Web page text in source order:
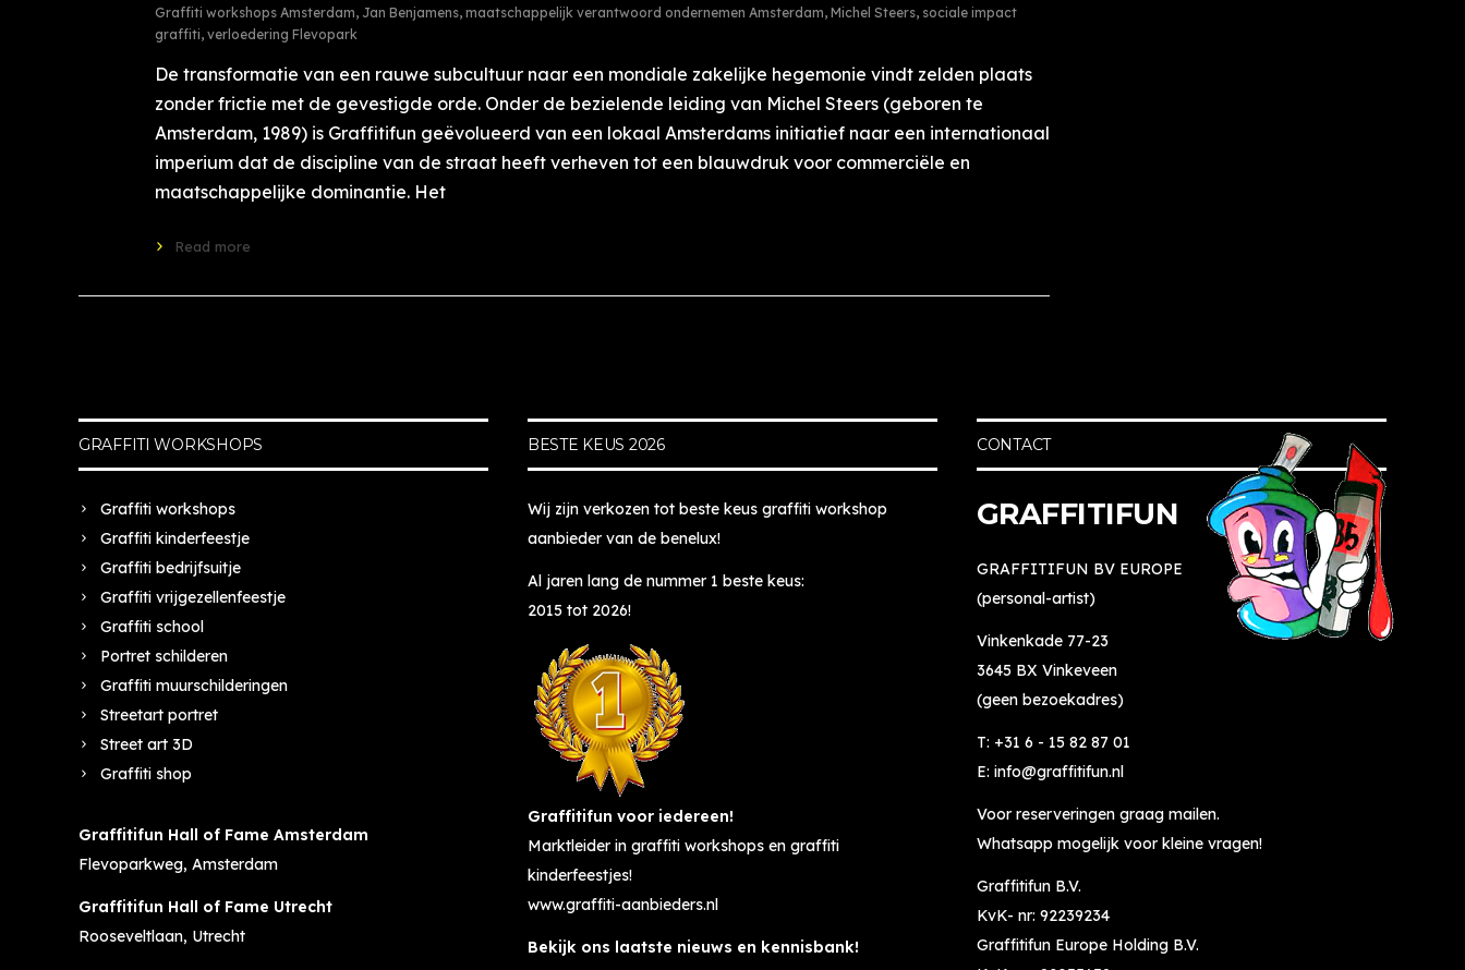
Graffiti workshops Amsterdam, Jan Benjamens, maatschappelijk verantwoord ondernemen Amsterdam, Michel Steers, sociale impact
graffiti, verloedering Flevopark
De transformatie van een rauwe subcultuur naar een mondiale zakelijke hegemonie vindt zelden plaats
zonder frictie met de gevestigde orde. Onder de bezielende leiding van Michel Steers (geboren te
Amsterdam, 1989) is Graffitifun geëvolueerd van een lokaal Amsterdams initiatief naar een internationaal
imperium dat de discipline van de straat heeft verheven tot een blauwdruk voor commerciële en
maatschappelijke dominantie. Het
Read more
GRAFFITI WORKSHOPS
Graffiti workshops
Graffiti kinderfeestje
Graffiti bedrijfsuitje
Graffiti vrijgezellenfeestje
Graffiti school
Portret schilderen
Graffiti muurschilderingen
Streetart portret
Street art 3D
Graffiti shop
Graffitifun Hall of Fame Amsterdam
Flevoparkweg, Amsterdam
Graffitifun Hall of Fame Utrecht
Rooseveltlaan, Utrecht
BESTE KEUS 2026
Wij zijn verkozen tot beste keus graffiti workshop
aanbieder van de benelux!
Al jaren lang de nummer 1 beste keus:
2015 tot 2026!
Graffitifun voor iedereen!
Marktleider in graffiti workshops en graffiti
kinderfeestjes!
www.graffiti-aanbieders.nl
Bekijk ons laatste nieuws en kennisbank!
CONTACT
GRAFFITIFUN
GRAFFITIFUN BV EUROPE
(personal-artist)
Vinkenkade 77-23
3645 BX Vinkeveen
(geen bezoekadres)
T: +31 6 - 15 82 87 01
E: info@graffitifun.nl
Voor reserveringen graag mailen.
Whatsapp mogelijk voor kleine vragen!
Graffitifun B.V.
KvK- nr: 92239234
Graffitifun Europe Holding B.V.